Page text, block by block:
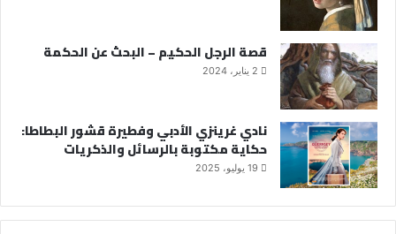
قصة الرجل الحكيم – البحث عن الحكمة
2 يناير، 2024
نادي غرينزي الأدبي وفطيرة قشور البطاطا:
حكاية مكتوبة بالرسائل والذكريات
19 يوليو، 2025